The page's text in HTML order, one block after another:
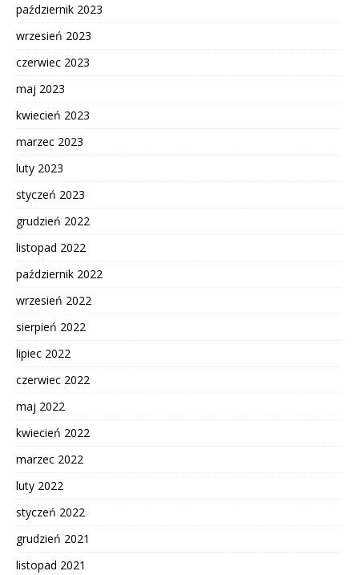
październik 2023
wrzesień 2023
czerwiec 2023
maj 2023
kwiecień 2023
marzec 2023
luty 2023
styczeń 2023
grudzień 2022
listopad 2022
październik 2022
wrzesień 2022
sierpień 2022
lipiec 2022
czerwiec 2022
maj 2022
kwiecień 2022
marzec 2022
luty 2022
styczeń 2022
grudzień 2021
listopad 2021